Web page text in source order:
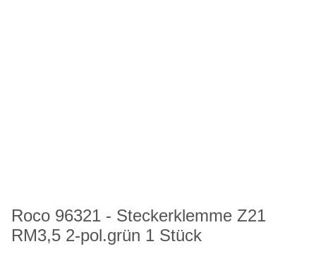
Roco 96321 - Steckerklemme Z21
RM3,5 2-pol.grün 1 Stück